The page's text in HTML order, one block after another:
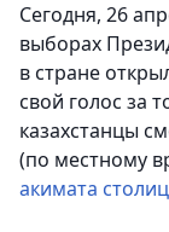
Сегодня, 26
выборах
в стране
свой голос за
казахстанцы
(по местному
акимата